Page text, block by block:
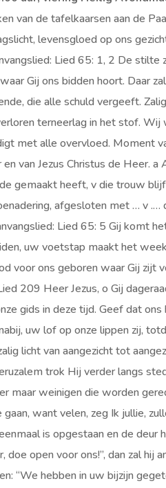
van de tafelkaarsen aan de
levensgloed op ons
Lied 65: 1, 2 De stilte
Gij ons bidden hoort. Daar
die alle schuld vergeeft.
terneerlag in het stof.
met alle overvloed. Moment
van Jezus Christus de Heer.
gemaakt heeft, v die trouw
afgesloten met … v .…
Lied 65: 5 Gij komt
uw voetstap maakt het
voor ons geboren waar Gij zijt
209 Heer Jezus, o Gij
gids in deze tijd. Geef dat
uw lof op onze lippen zij,
licht van aangezicht tot
trok Hij verder langs
maar weinigen die worden
want velen, zeg Ik jullie,
is opgestaan en de deur
open voor ons!”, dan zal hij
“We hebben in uw bijzijn